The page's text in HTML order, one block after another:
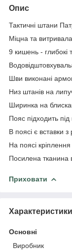
Опис
Тактичні штани
Міцна та
9 кишень - глибокі
Шви виконані
Низ штанів на
Ширинка на
Пояс підходить
В поясі є вставки
На поясі кріплення
Посилена тканина
Приховати
Характеристики
Основні
Виробник